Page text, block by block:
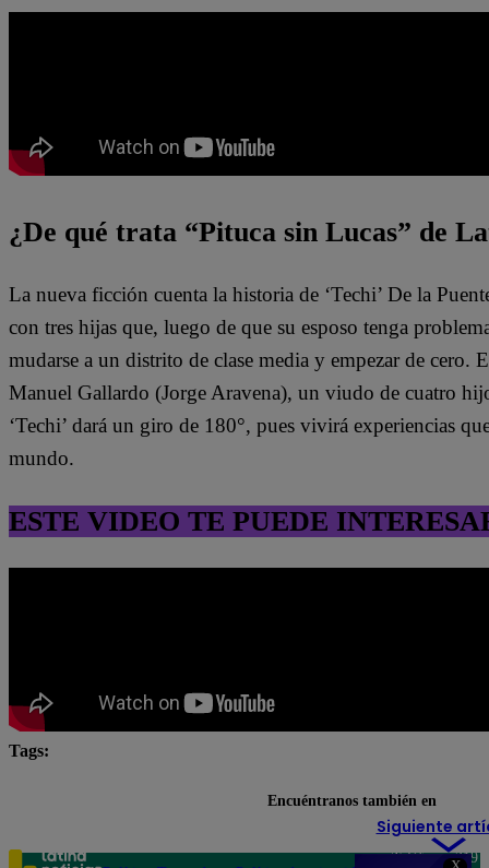
¿De qué trata “Pituca sin Lucas” de
La nueva ficción cuenta la historia de ‘Techi’ De la
con tres hijas que, luego de que su esposo tenga
mudarse a un distrito de clase media y empezar de cero.
Manuel Gallardo (Jorge Aravena), un viudo de cuatro
‘Techi’ dará un giro de 180°, pues vivirá experiencias
mundo.
ESTE VIDEO TE PUEDE
Tags:
Siguiente
Encuéntranos también en
Teléfono: 219